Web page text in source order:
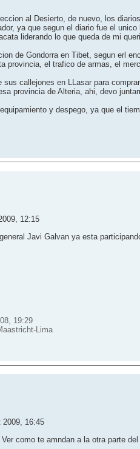
al Desierto, de nuevo, los
ya que segun el diario fue el
liderando lo que queda de mi
de Gondorra en Tibet, segun erl
provincia, el trafico de armas, el
sus callejones en LLasar para
provincia de Alteria, ahi, devo
y despego, ya que el
12:15
Javi Galvan ya esta
19:29
Lima
2009, 16:45
como te amndan a la otra parte